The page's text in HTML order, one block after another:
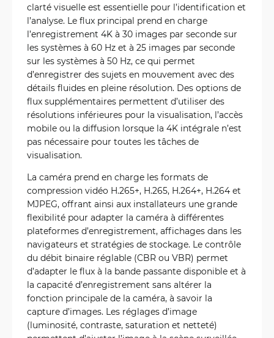
clarté visuelle est essentielle pour l’identification et
l’analyse. Le flux principal prend en charge
l’enregistrement 4K à 30 images par seconde sur
les systèmes à 60 Hz et à 25 images par seconde
sur les systèmes à 50 Hz, ce qui permet
d’enregistrer des sujets en mouvement avec des
détails fluides en pleine résolution. Des options de
flux supplémentaires permettent d’utiliser des
résolutions inférieures pour la visualisation, l’accès
mobile ou la diffusion lorsque la 4K intégrale n’est
pas nécessaire pour toutes les tâches de
visualisation.
La caméra prend en charge les formats de
compression vidéo H.265+, H.265, H.264+, H.264 et
MJPEG, offrant ainsi aux installateurs une grande
flexibilité pour adapter la caméra à différentes
plateformes d’enregistrement, affichages dans les
navigateurs et stratégies de stockage. Le contrôle
du débit binaire réglable (CBR ou VBR) permet
d’adapter le flux à la bande passante disponible et à
la capacité d’enregistrement sans altérer la
fonction principale de la caméra, à savoir la
capture d’images. Les réglages d’image
(luminosité, contraste, saturation et netteté)